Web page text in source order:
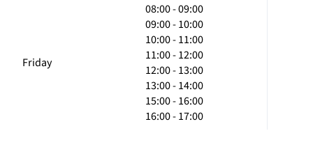
Friday
08:00 - 09:00
09:00 - 10:00
10:00 - 11:00
11:00 - 12:00
12:00 - 13:00
13:00 - 14:00
15:00 - 16:00
16:00 - 17:00